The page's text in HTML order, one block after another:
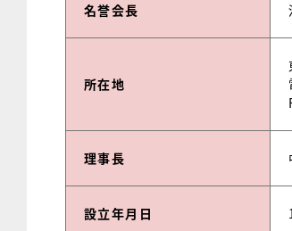
名誉会長
所在地
理事長
設立年月日